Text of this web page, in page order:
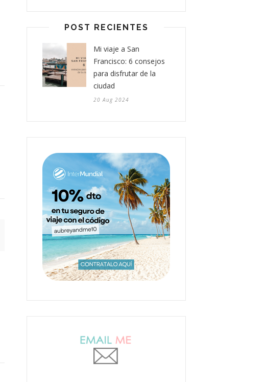
POST RECIENTES
Mi viaje a San
Francisco: 6 consejos
para disfrutar de la
ciudad
20 Aug 2024